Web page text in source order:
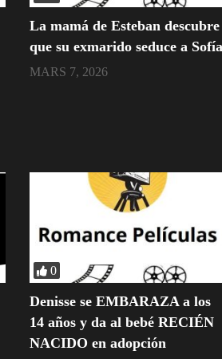
La mamá de Esteban descubre
que su exmarido seduce a Sofía
MARS 7, 2026
0
Denisse se EMBARAZA a los
14 años y da al bebé RECIÉN
NACIDO en adopción